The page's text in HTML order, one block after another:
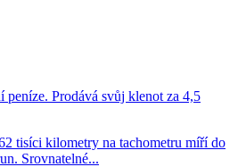
peníze. Prodává svůj klenot za 4,5
tisíci kilometry na tachometru míří do
Srovnatelné...